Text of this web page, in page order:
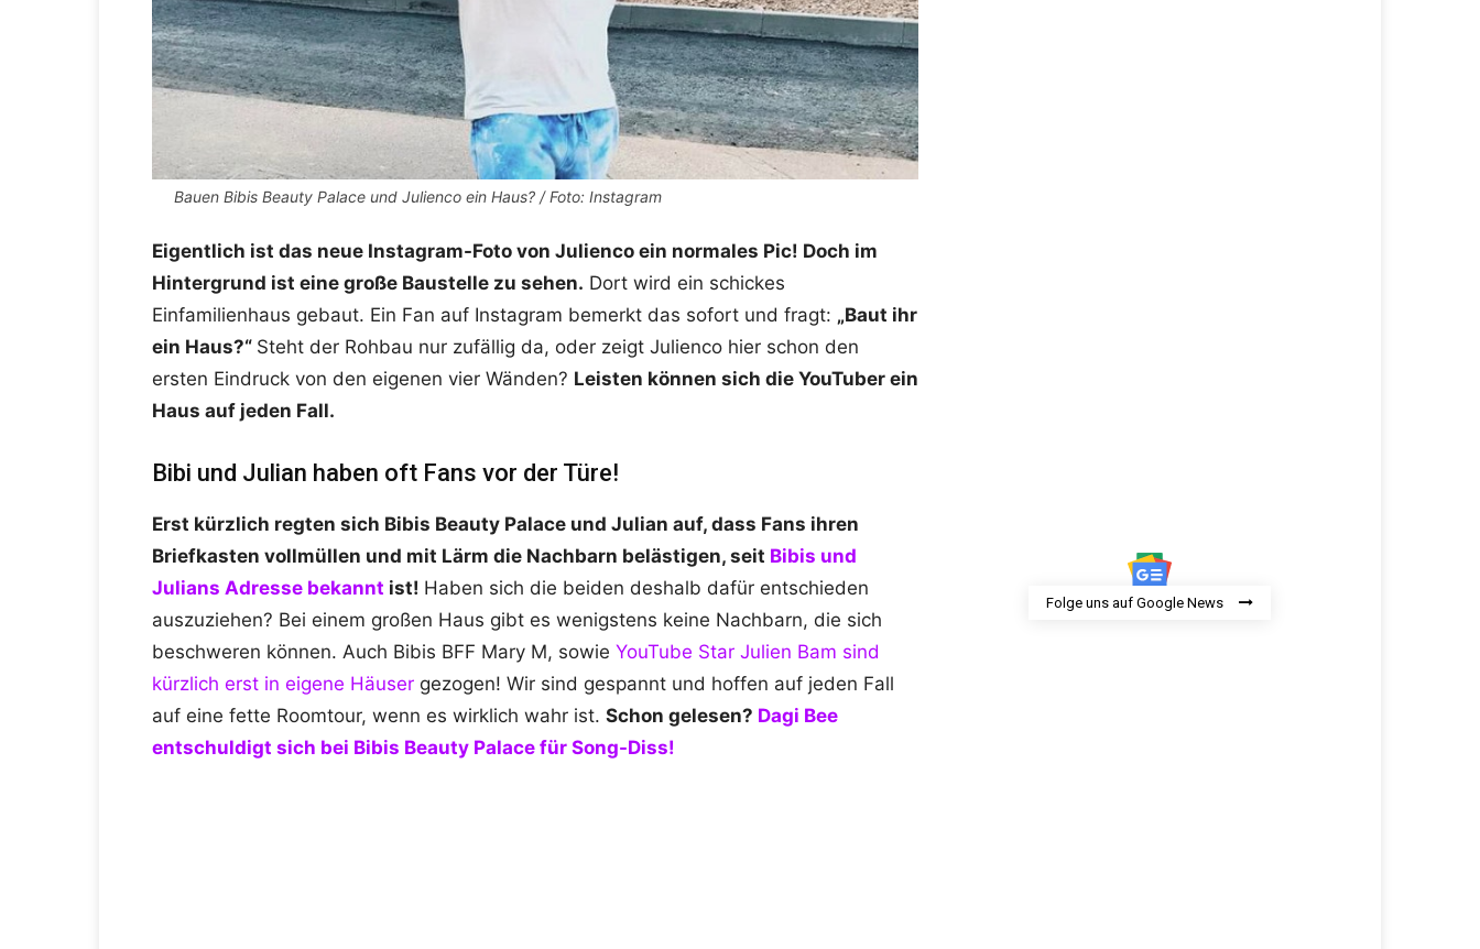
Bauen Bibis Beauty Palace und Julienco ein Haus? / Foto: Instagram
Eigentlich ist das neue Instagram-Foto von Julienco ein normales Pic! Doch im
Hintergrund ist eine große Baustelle zu sehen. Dort wird ein schickes
Einfamilienhaus gebaut. Ein Fan auf Instagram bemerkt das sofort und fragt: „Baut ihr
ein Haus?“ Steht der Rohbau nur zufällig da, oder zeigt Julienco hier schon den
ersten Eindruck von den eigenen vier Wänden? Leisten können sich die YouTuber ein
Haus auf jeden Fall.
Bibi und Julian haben oft Fans vor der Türe!
Erst kürzlich regten sich Bibis Beauty Palace und Julian auf, dass Fans ihren
Briefkasten vollmüllen und mit Lärm die Nachbarn belästigen, seit Bibis und
Julians Adresse bekannt ist! Haben sich die beiden deshalb dafür entschieden
auszuziehen? Bei einem großen Haus gibt es wenigstens keine Nachbarn, die sich
beschweren können. Auch Bibis BFF Mary M, sowie YouTube Star Julien Bam sind
kürzlich erst in eigene Häuser gezogen! Wir sind gespannt und hoffen auf jeden Fall
auf eine fette Roomtour, wenn es wirklich wahr ist. Schon gelesen? Dagi Bee
entschuldigt sich bei Bibis Beauty Palace für Song-Diss!
Folge uns auf Google News